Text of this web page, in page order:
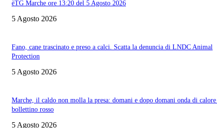
èTG Marche ore 13:20 del 5 Agosto 2026
5 Agosto 2026
Fano, cane trascinato e preso a calci. Scatta la denuncia di LNDC Animal
Protection
5 Agosto 2026
Marche, il caldo non molla la presa: domani e dopo domani onda di calore
bollettino rosso
5 Agosto 2026